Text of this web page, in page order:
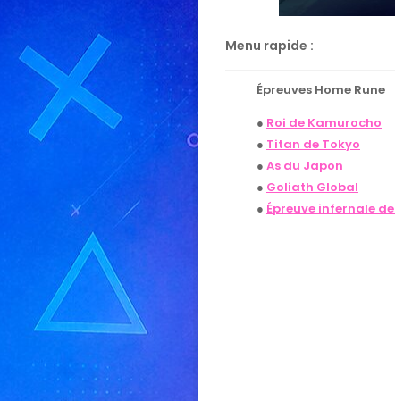
Menu rapide :
Épreuves Home Rune
● Roi de Kamurocho
● Titan de Tokyo
● As du Japon
● Goliath Global
● Épreuve infernale